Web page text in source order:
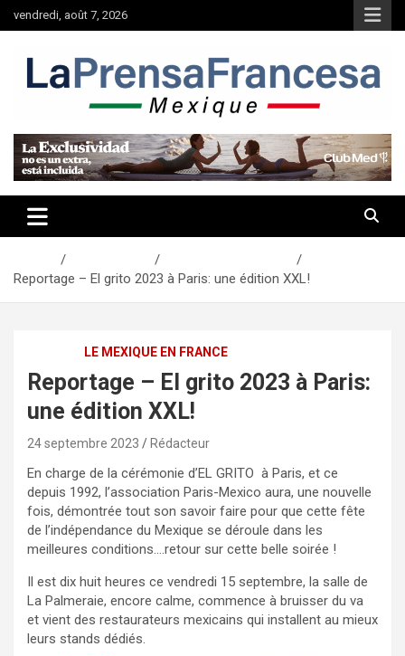
au
vendredi, août 7, 2026
Reportage – El grito 2023 à Paris: une édition XXL!
LE MEXIQUE EN FRANCE
Reportage – El grito 2023 à Paris:
une édition XXL!
24 septembre 2023 Rédacteur
En charge de la cérémonie d’EL GRITO à Paris, et ce
depuis 1992, l’association Paris-Mexico aura, une nouvelle
fois, démontrée tout son savoir faire pour que cette fête
de l’indépendance du Mexique se déroule dans les
meilleures conditions….retour sur cette belle soirée !
Il est dix huit heures ce vendredi 15 septembre, la salle de
La Palmeraie, encore calme, commence à bruisser du va
et vient des restaurateurs mexicains qui installent au mieux
leurs stands dédiés.